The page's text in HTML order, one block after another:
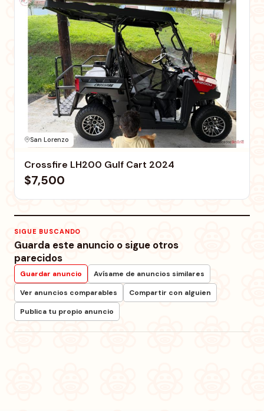
San Lorenzo
Crossfire LH200 Gulf Cart 2024
$7,500
SIGUE BUSCANDO
Guarda este anuncio o sigue otros
parecidos
Guardar anuncio
Avísame de anuncios similares
Ver anuncios comparables
Compartir con alguien
Publica tu propio anuncio